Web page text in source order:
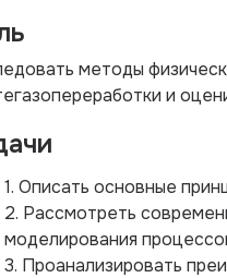
методы
и
1. Описать основные
2. Рассмотреть
моделирования
3. Проанализировать